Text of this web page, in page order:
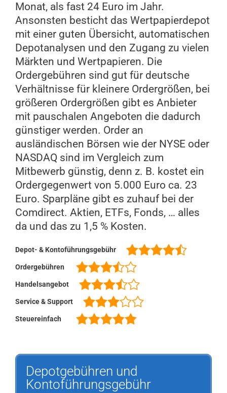
Monat, als fast 24 Euro im Jahr.
Ansonsten besticht das Wertpapierdepot
mit einer guten Übersicht, automatischen
Depotanalysen und den Zugang zu vielen
Märkten und Wertpapieren. Die
Ordergebühren sind gut für deutsche
Verhältnisse für kleinere Ordergrößen, bei
größeren Ordergrößen gibt es Anbieter
mit pauschalen Angeboten die dadurch
günstiger werden. Order an
ausländischen Börsen wie der NYSE oder
NASDAQ sind im Vergleich zum
Mitbewerb günstig, denn z. B. kostet ein
Ordergegenwert von 5.000 Euro ca. 23
Euro. Sparpläne gibt es zuhauf bei der
Comdirect. Aktien, ETFs, Fonds, … alles
da und das zu 1,5 % Kosten.
Depot- & Kontoführungsgebühr
Ordergebühren
Handelsangebot
Service & Support
Steuereinfach
Depotgebühren und
Kontoführungsgebühr